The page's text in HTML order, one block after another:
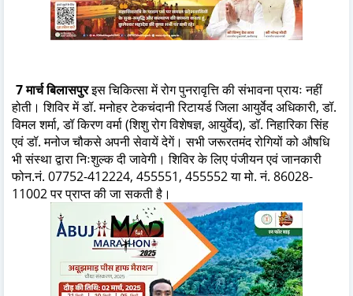
7 मार्च बिलासपुरइस चिकित्सा में रोग पुनरावृत्ति की संभावना प्रायः नहीं
होती। शिविर में डॉ. मनोहर टेकचंदानी रिटायर्ड जिला आयुर्वेद अधिकारी, डॉ.
विमल शर्मा, डॉ किरण वर्मा (शिशु रोग विशेषज्ञ, आयुर्वेद), डॉ. निहारिका सिंह
एवं डॉ. मनोज चौकसे अपनी सेवायें देगें। सभी जरूरतमंद रोगियों को औषधि
भी संस्था द्वारा निःशुल्क दी जावेगी। शिविर के लिए पंजीयन एवं जानकारी
फोन.नं. 07752-412224, 455551, 455552 या मो. नं. 86028-
11002 पर प्राप्त की जा सकती है।